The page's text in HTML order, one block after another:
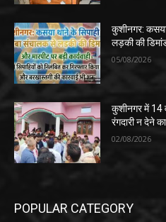
कुशीनगर:
लड़की की
05/08/2026
कुशीनगर में 14
रंगदारी न देने
02/08/2026
POPULAR CATEGORY